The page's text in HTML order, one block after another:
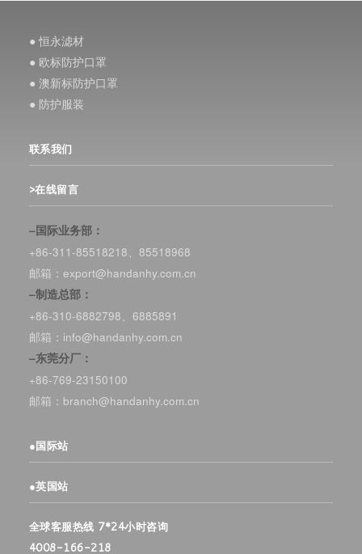
● 恒永滤材
● 欧标防护口罩
● 澳新标防护口罩
● 防护服装
联系我们
>在线留言
–国际业务部：
+86-311-85518218、85518968
邮箱：export@handanhy.com.cn
–制造总部：
+86-310-6882798、6885891
邮箱：info@handanhy.com.cn
–东莞分厂：
+86-769-23150100
邮箱：branch@handanhy.com.cn
●国际站
●英国站
全球客服热线 7*24小时咨询
4008-166-218